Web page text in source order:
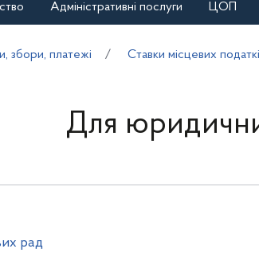
Адміністративні послуги ЦОП
збори, платежі Cтавки місцевих
Для
рад